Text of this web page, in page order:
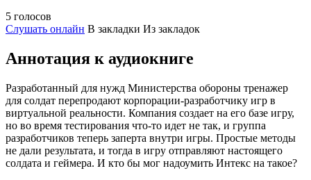
5 голосов
Слушать онлайн В закладки Из закладок
Аннотация к аудиокниге
Разработанный для нужд Министерства обороны тренажер
для солдат перепродают корпорации-разработчику игр в
виртуальной реальности. Компания создает на его базе игру,
но во время тестирования что-то идет не так, и группа
разработчиков теперь заперта внутри игры. Простые методы
не дали результата, и тогда в игру отправляют настоящего
солдата и геймера. И кто бы мог надоумить Интекс на такое?